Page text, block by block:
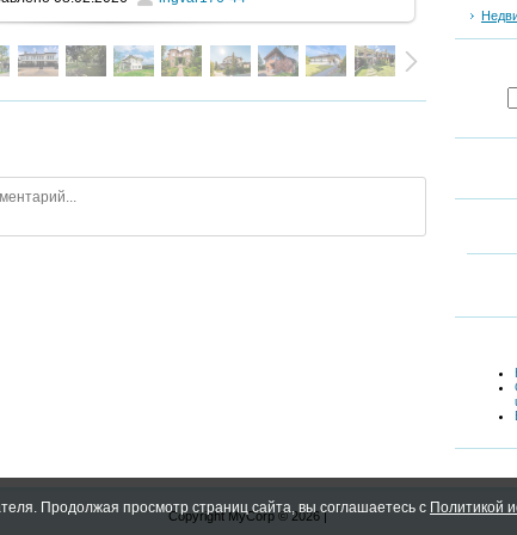
Copyright MyCorp © 2026|
Продолжая просмотр страниц сайта, вы соглашаетесь с Политикой